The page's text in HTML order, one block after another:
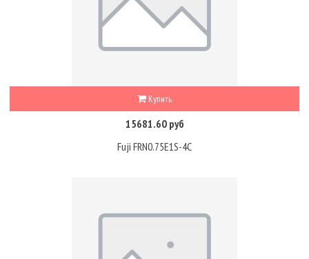
Купить
15681.60 руб
Fuji FRN0.75E1S-4C